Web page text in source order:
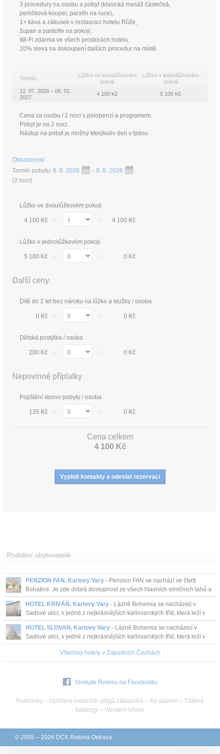
3 procedury na osobu a pobyt (klasická masáž částečná,
perličková koupel, parafín na ruce),
1× káva a zákusek v restauraci hotelu Růže,
župan a pantofle na pokoji,
Wi-Fi zdarma ve všech prostorách hotelu,
20% sleva na dokoupení dalších procedur na místě.
Termín
Lůžko ve dvoulůžkovém
pokoji
Lůžko v jednolůžkovém
pokoji
12. 07. 2026 – 06. 01.
2027
4 100 Kč 5 100 Kč
Cena za osobu / 2 noci s polopenzí a programem.
Pobyt je na 2 noci.
Nástup na pobyt je možný kterýkoliv den v týdnu.
Obsazenost
Termín pobytu: 6. 8. 2026 – 8. 8. 2026
(2 noci)
Lůžko ve dvoulůžkovém pokoji
4 100 Kč 4 100 Kč
Lůžko v jednolůžkovém pokoji
5 100 Kč 0 Kč
Další ceny
Dítě do 2 let bez nároku na lůžko a služby / osoba
0 Kč 0 Kč
Dětská postýlka / osoba
200 Kč 0 Kč
Nepovinné příplatky
Pojištění storno pobytu / osoba
135 Kč 0 Kč
Cena celkem
4 100 Kč
Podobní ubytovatelé
PENZION FAN, Karlovy Vary - Penzion FAN se nachází ve čtvrti
Bohatice. Je zde dobrá dostupnost ze všech hlavních silničních tahů a
dosažitelnost centra i lázeňské ...
HOTEL KRIVÁŇ, Karlovy Vary - Lázně Bohemia se nacházejí v
Sadové ulici, v jedné z nejkrásnějších karlovarských tříd, která leží v
těsné blízkosti světoznámých kolon...
HOTEL SLOVAN, Karlovy Vary - Lázně Bohemia se nacházejí v
Sadové ulici, v jedné z nejkrásnějších karlovarských tříd, která leží v
těsné blízkosti světoznámých kolon...
Všechny hotely v Západních Čechách
Sledujte Rekreu na Facebooku
Podmínky – Ochrana osobních údajů zákazníků – Ke stažení – Tištěné
katalogy – Western Union
© 2005 – 2026 DCK Rekrea Ostrava